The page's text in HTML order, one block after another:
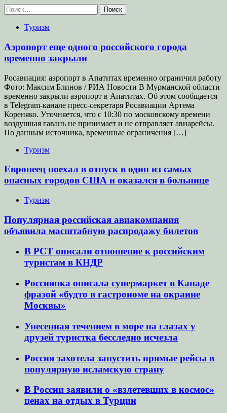
Найти:
Туризм
Аэропорт еще одного российского города
временно закрыли
Росавиация: аэропорт в Апатитах временно ограничил работу
Фото: Максим Блинов / РИА Новости В Мурманской области
временно закрыли аэропорт в Апатитах. Об этом сообщается
в Telegram-канале пресс-секретаря Росавиации Артема
Кореняко. Уточняется, что с 10:30 по московскому времени
воздушная гавань не принимает и не отправляет авиарейсы.
По данным источника, временные ограничения […]
Туризм
Европеец поехал в отпуск в один из самых
опасных городов США и оказался в больнице
Туризм
Популярная российская авиакомпания
объявила масштабную распродажу билетов
В РСТ описали отношение к российским
туристам в КНДР
Россиянка описала супермаркет в Канаде
фразой «будто в гастрономе на окраине
Москвы»
Унесенная течением в море на глазах у
друзей туристка бесследно исчезла
Россия захотела запустить прямые рейсы в
популярную исламскую страну
В России заявили о «взлетевших в космос»
ценах на отдых в Турции